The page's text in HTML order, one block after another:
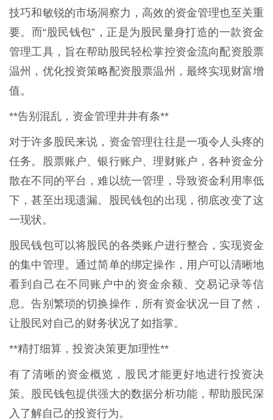
技巧和敏锐的市场洞察力，高效的资金管理也至关重
要。而“股民钱包”，正是为股民量身打造的一款资金
管理工具，旨在帮助股民轻松掌控资金流向配资股票
温州，优化投资策略配资股票温州，最终实现财富增
值。
**告别混乱，资金管理井井有条**
对于许多股民来说，资金管理往往是一项令人头疼的
任务。股票账户、银行账户、理财账户，各种资金分
散在不同的平台，难以统一管理，导致资金利用率低
下，甚至出现遗漏。股民钱包的出现，彻底改变了这
一现状。
股民钱包可以将股民的各类账户进行整合，实现资金
的集中管理。通过简单的绑定操作，用户可以清晰地
看到自己在不同账户中的资金余额、交易记录等信
息。告别繁琐的切换操作，所有资金状况一目了然，
让股民对自己的财务状况了如指掌。
**精打细算，投资决策更加理性**
有了清晰的资金概览，股民才能更好地进行投资决
策。股民钱包提供强大的数据分析功能，帮助股民深
入了解自己的投资行为。